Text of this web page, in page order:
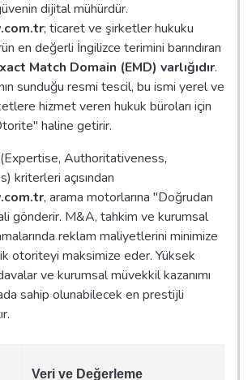
dijital mühürdür.
; ticaret ve şirketler hukuku
en değerli İngilizce terimini barındıran
Match Domain (EMD) varlığıdır.
sunduğu resmi tescil, bu ismi yerel ve
hizmet veren hukuk büroları için
haline getirir.
Authoritativeness,
kriterleri açısından
, arama motorlarına "Doğrudan
gönderir. M&A, tahkim ve kurumsal
reklam maliyetlerini minimize
otoriteyi maksimize eder. Yüksek
ve kurumsal müvekkil kazanımı
sahip olunabilecek en prestijli
Veri ve Değerleme